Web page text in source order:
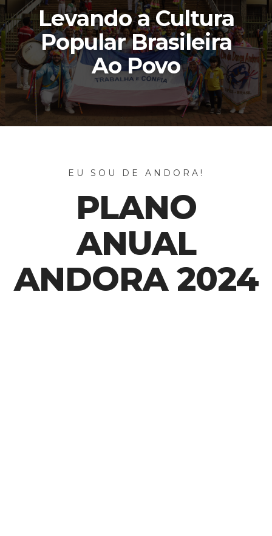
Levando a Cultura
Popular Brasileira
Ao Povo
EU SOU DE ANDORA!
PLANO
ANUAL
ANDORA 2024